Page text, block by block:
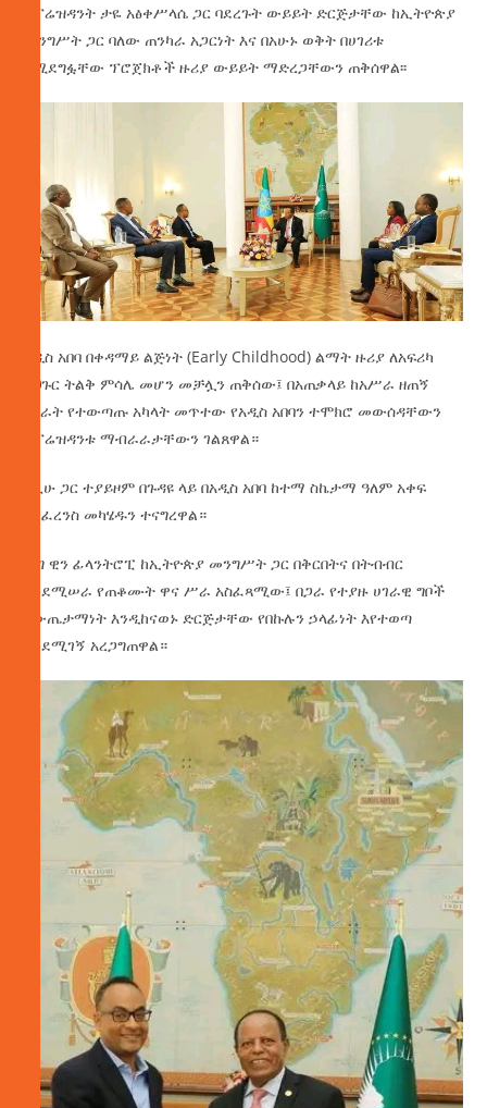
ከፕሬዝዳንት ታዬ አፅቀሥላሴ ጋር ባደረጉት ውይይት ድርጅታቸው ከኢትዮጵያ
መንግሥት ጋር ባለው ጠንካራ አጋርነት እና በአሁኑ ወቅት በሀገሪቱ
በሚደግፏቸው ፕሮጀክቶች ዙሪያ ውይይት ማድረጋቸውን ጠቅሰዋል፡፡
አዲስ አበባ በቀዳማይ ልጅነት (Early Childhood) ልማት ዙሪያ ለአፍሪካ
አህጉር ትልቅ ምሳሌ መሆን መቻሏን ጠቅሰው፤ በአጠቃላይ ከአሥራ ዘጠኝ
ሀገራት የተውጣጡ አካላት መጥተው የአዲስ አበባን ተሞክሮ መውሰዳቸውን
ለፕሬዝዳንቱ ማብራራታቸውን ገልጸዋል።
ከዚሁ ጋር ተያይዞም በጉዳዩ ላይ በአዲስ አበባ ከተማ ስኬታማ ዓለም አቀፍ
ኮንፈረንስ መካሄዱን ተናግረዋል።
ቢግ ዊን ፊላንትሮፒ ከኢትዮጵያ መንግሥት ጋር በቅርበትና በትብብር
እንደሚሠራ የጠቆሙት ዋና ሥራ አስፈጻሚው፤ በጋራ የተያዙ ሀገራዊ ግቦች
በውጤታማነት እንዲከናወኑ ድርጅታቸው የበኩሉን ኃላፊነት እየተወጣ
እንደሚገኝ አረጋግጠዋል።